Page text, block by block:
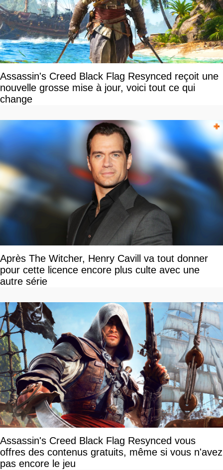
Assassin's Creed Black Flag Resynced reçoit une
nouvelle grosse mise à jour, voici tout ce qui
change
Après The Witcher, Henry Cavill va tout donner
pour cette licence encore plus culte avec une
autre série
Assassin's Creed Black Flag Resynced vous
offres des contenus gratuits, même si vous n'avez
pas encore le jeu